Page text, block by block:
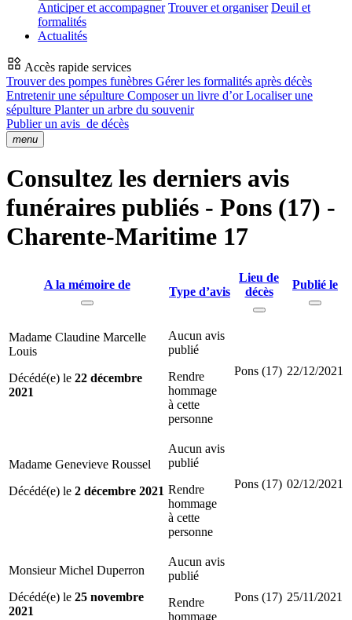
Anticiper et accompagner Trouver et organiser Deuil et
formalités
Actualités
Accès rapide services
Trouver des pompes funèbres Gérer les formalités après décès
Entretenir une sépulture Composer un livre d’orLocaliser une
sépulture Planter un arbre du souvenir
Publier un avis de décès
menu
Consultez les derniers avis
funéraires publiés - Pons (17) -
Charente-Maritime 17
A la mémoire de
Type d’avis
Lieu de
décès
Publié le
Madame Claudine Marcelle
Louis
Décédé(e) le 22 décembre
2021
Aucun avis
publié
Rendre
hommage
à cette
personne
Pons (17) 22/12/2021
Madame Genevieve Roussel
Décédé(e) le 2 décembre 2021
Aucun avis
publié
Rendre
hommage
à cette
personne
Pons (17) 02/12/2021
Monsieur Michel Duperron
Décédé(e) le 25 novembre
2021
Aucun avis
publié
Rendre
hommage
Pons (17) 25/11/2021